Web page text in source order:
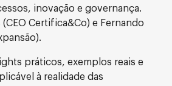
inovação e governança.
(CEO Certifica&Co) e Fernando
práticos, exemplos reais e
à realidade das